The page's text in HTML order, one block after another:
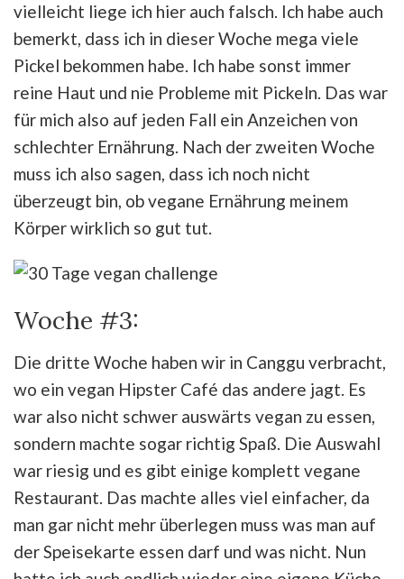
vielleicht liege ich hier auch falsch. Ich habe auch
bemerkt, dass ich in dieser Woche mega viele
Pickel bekommen habe. Ich habe sonst immer
reine Haut und nie Probleme mit Pickeln. Das war
für mich also auf jeden Fall ein Anzeichen von
schlechter Ernährung. Nach der zweiten Woche
muss ich also sagen, dass ich noch nicht
überzeugt bin, ob vegane Ernährung meinem
Körper wirklich so gut tut.
Woche #3:
Die dritte Woche haben wir in Canggu verbracht,
wo ein vegan Hipster Café das andere jagt. Es
war also nicht schwer auswärts vegan zu essen,
sondern machte sogar richtig Spaß. Die Auswahl
war riesig und es gibt einige komplett vegane
Restaurant. Das machte alles viel einfacher, da
man gar nicht mehr überlegen muss was man auf
der Speisekarte essen darf und was nicht. Nun